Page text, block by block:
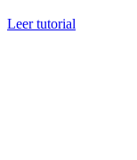
Leer tutorial